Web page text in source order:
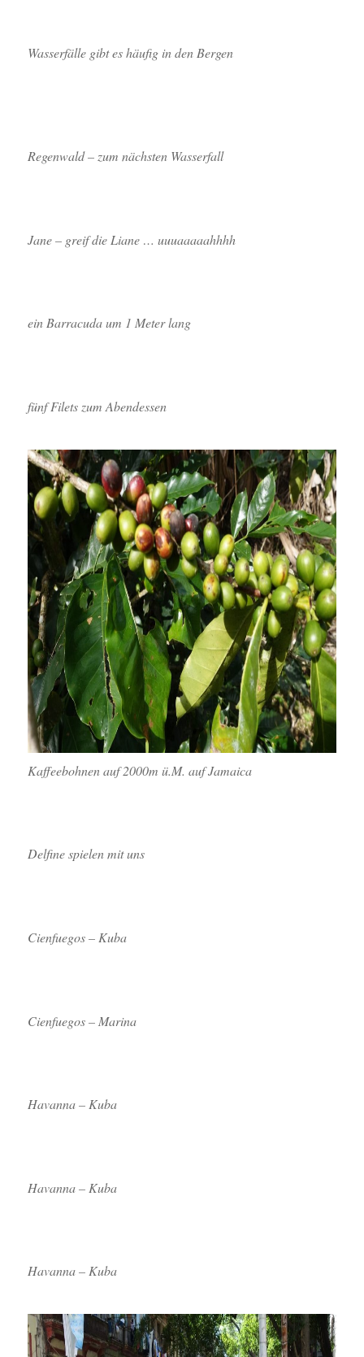
Wasserfälle gibt es häufig in den Bergen
Regenwald – zum nächsten Wasserfall
Jane – greif die Liane … uuuaaaaahhhh
ein Barracuda um 1 Meter lang
fünf Filets zum Abendessen
Kaffeebohnen auf 2000m ü.M. auf Jamaica
Delfine spielen mit uns
Cienfuegos – Kuba
Cienfuegos – Marina
Havanna – Kuba
Havanna – Kuba
Havanna – Kuba